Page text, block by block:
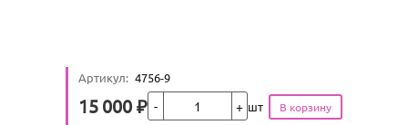
Артикул: 4756-9
Цена
15 000 ₽ шт